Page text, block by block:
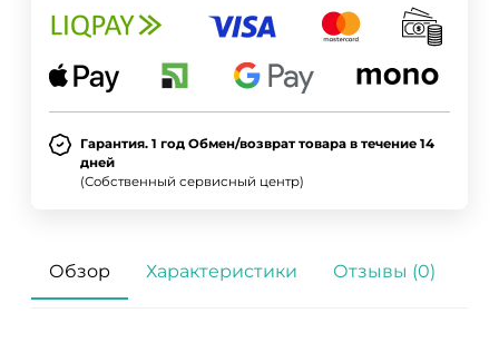
Гарантия. 1 год Обмен/возврат товара в течение 14
дней
(Собственный сервисный центр)
Обзор Характеристики Отзывы (0)